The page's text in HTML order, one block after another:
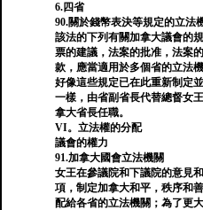
6.四省
90.關於錢幣表決等規定的立法
該法的下列有關加拿大議會的
票的建議，法案的批准，法案
款，應當適用於多個省的立法
好像這些規定已在此重新制定
一樣，由省副省長代替總督女
拿大省長任職。
VI。立法權的分配
議會的權力
91.加拿大國會立法機關
女王在參議院和下議院的意見
項，制定加拿大和平，秩序和
配給各省的立法機關；為了更